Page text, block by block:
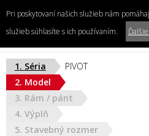
Po-Pi 8:00 - 20:00,
1. Séria
PIVOT
2. Model
3. Rám / pánt
4. Výplň
5. Stavebný rozmer
Pri poskytovaní našich služieb nám
služieb súhlasíte s ich používaním.